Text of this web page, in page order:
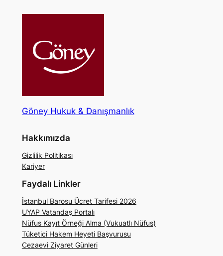
Göney Hukuk & Danışmanlık
Hakkımızda
Gizlilik Politikası
Kariyer
Faydalı Linkler
İstanbul Barosu Ücret Tarifesi 2026
UYAP Vatandaş Portalı
Nüfus Kayıt Örneği Alma (Vukuatlı Nüfus)
Tüketici Hakem Heyeti Başvurusu
Cezaevi Ziyaret Günleri